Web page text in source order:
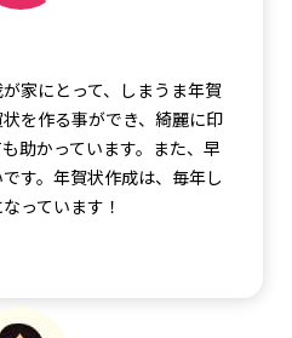
家にとって、しまうま年賀
を作る事ができ、綺麗に印
助かっています。また、早
す。年賀状作成は、毎年し
っています！